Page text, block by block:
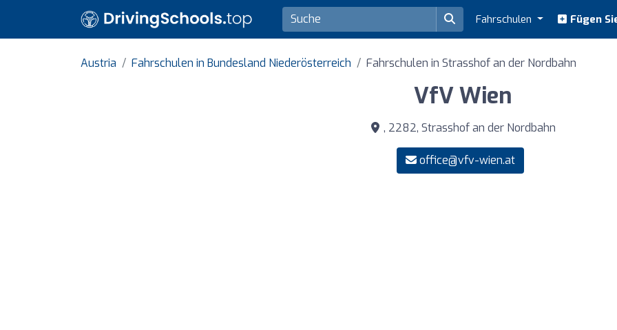
Fahrschulen Fügen
Austria Fahrschulen in Bundesland Niederösterreich Fahrschulen in Strasshof an der Nordbahn
VfV Wien
, 2282, Strasshof an der Nordbahn
office@vfv-wien.at